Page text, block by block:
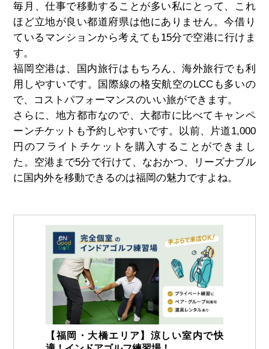
毎月、仕事で移動することが多い私にとって、これ
ほど立地が良い都道府県は他にありません。今借り
ているマンションから考えても15分で空港に行けま
す。
福岡空港は、国内旅行はもちろん、海外旅行でも利
用しやすいです。国際線の格安航空のLCCも多いの
で、コストパフォーマンスのいい旅ができます。
さらに、地方都市なので、大都市に比べてキャンペ
ーンチケットも予約しやすいです。以前、片道1,000
円のフライトチケットを購入することができまし
た。空港まで5分で行けて、なおかつ、リーズナブル
に国内外を移動できるのは福岡の魅力ですよね。
【福岡・大橋エリア】涼しい室内で快